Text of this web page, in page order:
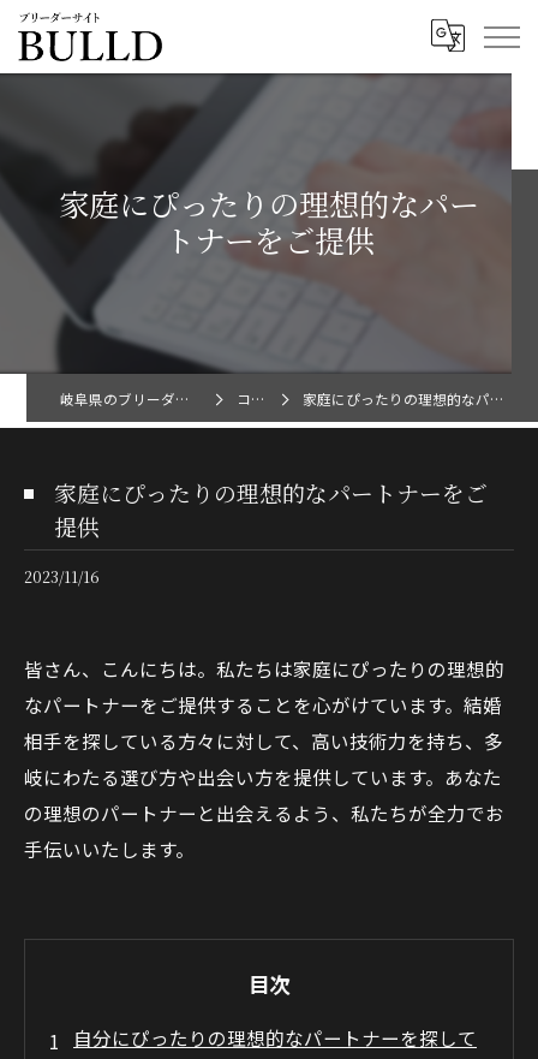
家庭にぴったりの理想的なパー
トナーをご提供
岐阜県のブリーダーならBULLD コラム 家庭にぴったりの理想的なパートナーをご提供
家庭にぴったりの理想的なパートナーをご
提供
2023/11/16
皆さん、こんにちは。私たちは家庭にぴったりの理想的
なパートナーをご提供することを心がけています。結婚
相手を探している方々に対して、高い技術力を持ち、多
岐にわたる選び方や出会い方を提供しています。あなた
の理想のパートナーと出会えるよう、私たちが全力でお
手伝いいたします。
目次
自分にぴったりの理想的なパートナーを探して